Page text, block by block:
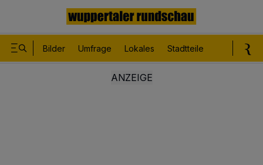
Bilder Umfrage Lokales Stadtteile